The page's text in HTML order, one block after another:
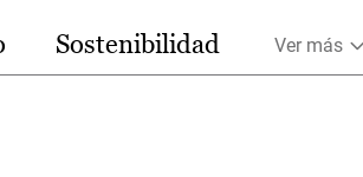
Sostenibilidad Ver más